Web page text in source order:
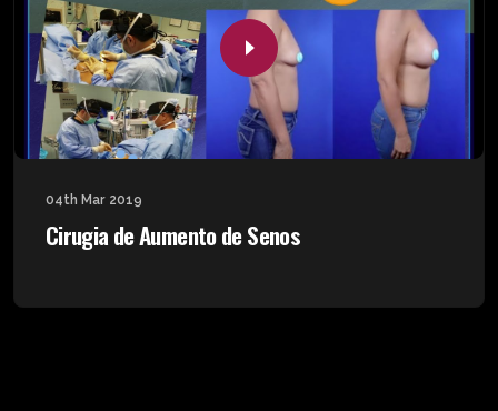
04th Mar 2019
Cirugia de Aumento de Senos